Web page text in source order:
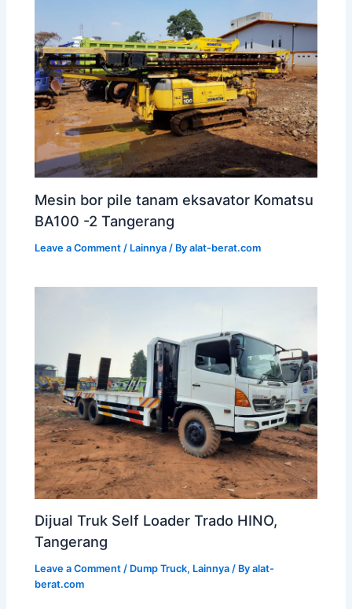
Mesin bor pile tanam eksavator Komatsu
BA100 -2 Tangerang
Leave a Comment / Lainnya / Byalat-berat.com
Dijual Truk Self Loader Trado HINO,
Tangerang
Leave a Comment / Dump Truck, Lainnya / Byalat-
berat.com